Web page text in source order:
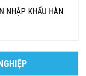
NHẬP KHẨU HÀN